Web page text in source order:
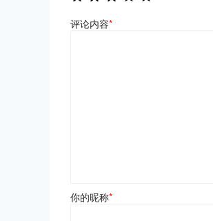
评论内容*
你的昵称*